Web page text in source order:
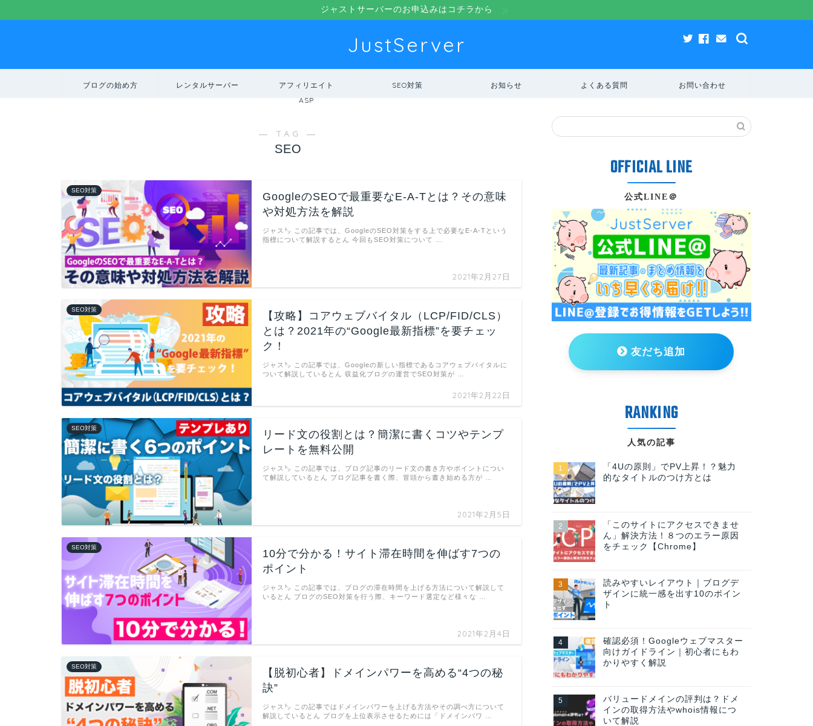
ジャストサーバーのお申込みはコチラから
JustServer
ブログの始め方 レンタルサーバー
アフィリエイト
ASP
SEO対策 お知らせ よくある質問 お問い合わせ
― TAG ―
SEO
SEO対策
GoogleのSEOで最重要なE-A-Tとは？その意味
や対処方法を解説
2021年2月27日
ジャス㌧ この記事では、GoogleのSEO対策をする上で必要なE-A-Tという
指標について解説するとん 今回もSEO対策について …
SEO対策
【攻略】コアウェブバイタル（LCP/FID/CLS）
とは？2021年の“Google最新指標”を要チェッ
ク！
2021年2月22日
ジャス㌧ この記事では、Googleの新しい指標であるコアウェブバイタルに
ついて解説しているとん 収益化ブログの運営でSEO対策が …
SEO対策
リード文の役割とは？簡潔に書くコツやテンプ
レートを無料公開
2021年2月5日
ジャス㌧ この記事では、ブログ記事のリード文の書き方やポイントについ
て解説しているとん ブログ記事を書く際、冒頭から書き始める方が …
SEO対策
10分で分かる！サイト滞在時間を伸ばす7つの
ポイント
2021年2月4日
ジャス㌧ この記事では、ブログの滞在時間を上げる方法について解説して
いるとん ブログのSEO対策を行う際、キーワード選定など様々な …
SEO対策
【脱初心者】ドメインパワーを高める“4つの秘
訣”
ジャス㌧ この記事ではドメインパワーを上げる方法やその調べ方について
解説しているとん ブログを上位表示させるためには「ドメインパワ …
公式LINE＠
友だち追加
人気の記事
「4Uの原則」でPV上昇！？魅力
的なタイトルのつけ方とは
「このサイトにアクセスできませ
ん」解決方法！８つのエラー原因
をチェック【Chrome】
読みやすいレイアウト｜ブログデ
ザインに統一感を出す10のポイン
ト
確認必須！Googleウェブマスター
向けガイドライン｜初心者にもわ
かりやすく解説
バリュードメインの評判は？ドメ
インの取得方法やwhois情報につ
いて解説